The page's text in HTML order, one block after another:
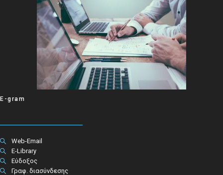
E-gram
Web-Email
E-Library
Εύδοξος
Γραφ. διασύνδεσης